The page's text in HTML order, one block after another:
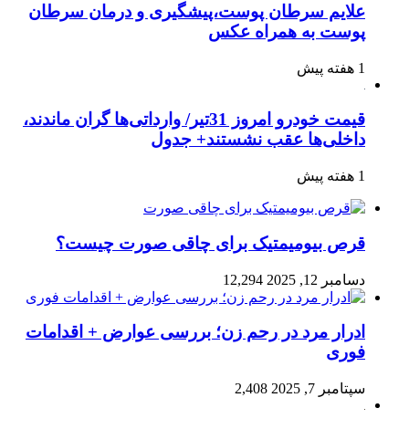
علایم سرطان پوست،پیشگیری و درمان سرطان
پوست به همراه عکس
1 هفته پیش
قیمت خودرو امروز 31تیر/ وارداتی‌ها گران ماندند،
داخلی‌ها عقب نشستند+ جدول
1 هفته پیش
قرص بیومیمتیک برای چاقی صورت چیست؟
دسامبر 12, 2025 12,294
ادرار مرد در رحم زن؛ بررسی عوارض + اقدامات
فوری
سپتامبر 7, 2025 2,408